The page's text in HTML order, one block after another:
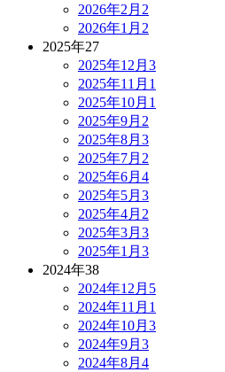
2026年2月 2
2026年1月 2
2025年27
2025年12月 3
2025年11月 1
2025年10月 1
2025年9月 2
2025年8月 3
2025年7月 2
2025年6月 4
2025年5月 3
2025年4月 2
2025年3月 3
2025年1月 3
2024年38
2024年12月 5
2024年11月 1
2024年10月 3
2024年9月 3
2024年8月 4